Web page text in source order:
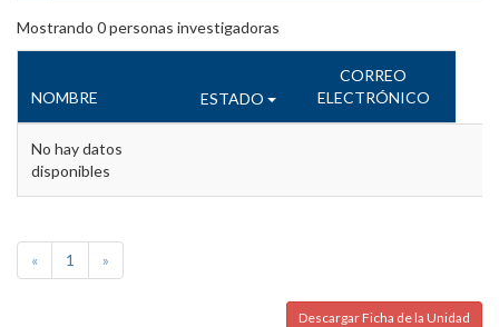
Mostrando 0personas investigadoras
NOMBRE ESTADO
CORREO
ELECTRÓNICO
No hay datos
disponibles
« 1 »
Descargar Ficha de la Unidad